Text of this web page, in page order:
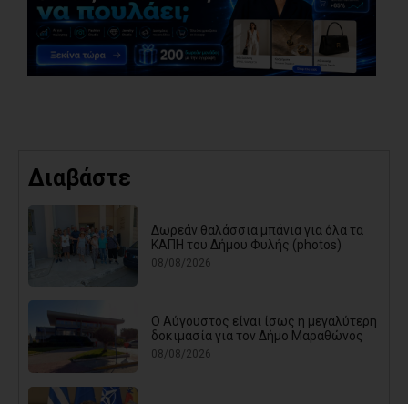
Διαβάστε
Δωρεάν θαλάσσια μπάνια για όλα τα
ΚΑΠΗ του Δήμου Φυλής (photos)
08/08/2026
Ο Αύγουστος είναι ίσως η μεγαλύτερη
δοκιμασία για τον Δήμο Μαραθώνος
08/08/2026